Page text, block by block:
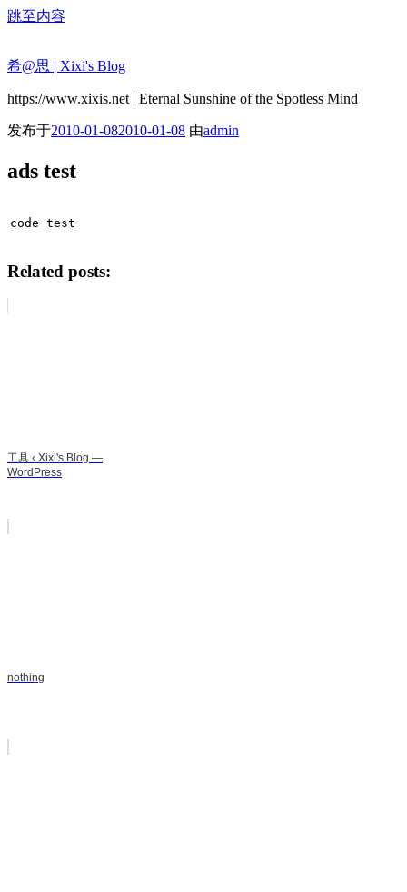
跳至内容
希@思 | Xixi's Blog
https://www.xixis.net | Eternal Sunshine of the Spotless Mind
发布于2010-01-082010-01-08 由admin
ads test
code test
Related posts:
工具 ‹ Xixi's Blog —
WordPress
nothing